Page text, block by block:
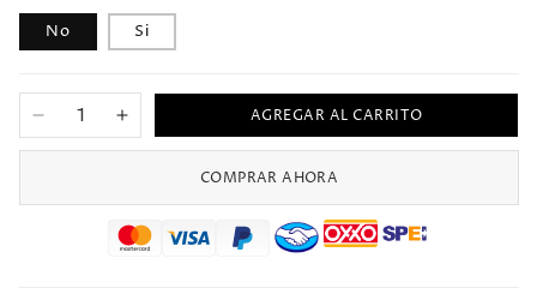
No Si
Reducir
cantidad
Jersey
1997/1999
Aumentar
cantidad
Jersey
1997/1999
Arsenal
AGREGAR AL CARRITO
COMPRAR AHORA